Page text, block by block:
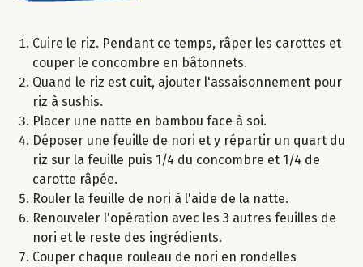
Cuire le riz. Pendant ce temps, râper les carottes et
couper le concombre en bâtonnets.
Quand le riz est cuit, ajouter l'assaisonnement pour
riz à sushis.
Placer une natte en bambou face à soi.
Déposer une feuille de nori et y répartir un quart du
riz sur la feuille puis 1/4 du concombre et 1/4 de
carotte râpée.
Rouler la feuille de nori à l'aide de la natte.
Renouveler l'opération avec les 3 autres feuilles de
nori et le reste des ingrédients.
Couper chaque rouleau de nori en rondelles